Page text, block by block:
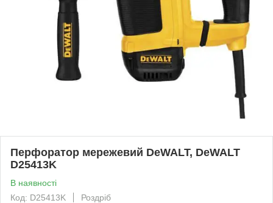
Перфоратор мережевий DeWALT, DeWALT
D25413K
В наявності
Код: D25413K
Роздріб